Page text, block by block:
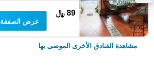
89 ﷼
عرض الصفقة
مشاهدة الفنادق الأخرى الموصى بها